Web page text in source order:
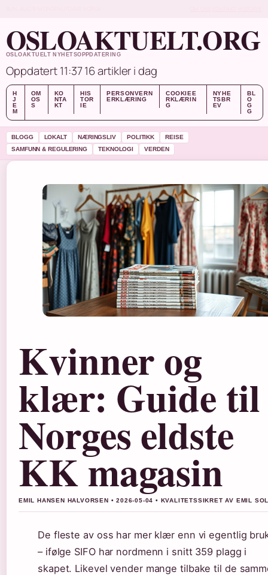
OSLOAKTUELT.ORG
OSLOAKTUELT NYHETSOPPDATERING
Oppdatert 11:3716 artikler i dag
H
J
E
M
OM
OS
S
KO
NTA
KT
HIS
TOR
IE
PERSONVERN
ERKLÆRING
COOKIEE
RKLÆRIN
G
NYHE
TSBR
EV
BL
O
G
G
BLOGG LOKALT NÆRINGSLIV POLITIKK
REISE
SAMFUNN & REGULERING
TEKNOLOGI VERDEN
Kvinner og
klær: Guide til
Norges eldste
KK magasin
EMIL HANSEN HALVORSEN • 2026-05-04 • KVALITETSSIKRET AV EMIL
De fleste av oss har mer klær enn vi egentlig
– ifølge SIFO har nordmenn i snitt 359 plagg i
skapet. Likevel vender mange tilbake til de